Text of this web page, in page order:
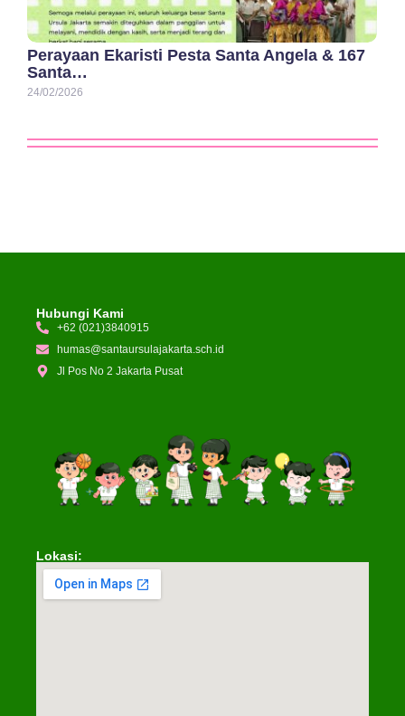
Perayaan Ekaristi Pesta Santa Angela & 167
Santa…
24/02/2026
Hubungi Kami
+62 (021)3840915
humas@santaursulajakarta.sch.id
Jl Pos No 2 Jakarta Pusat
Lokasi: